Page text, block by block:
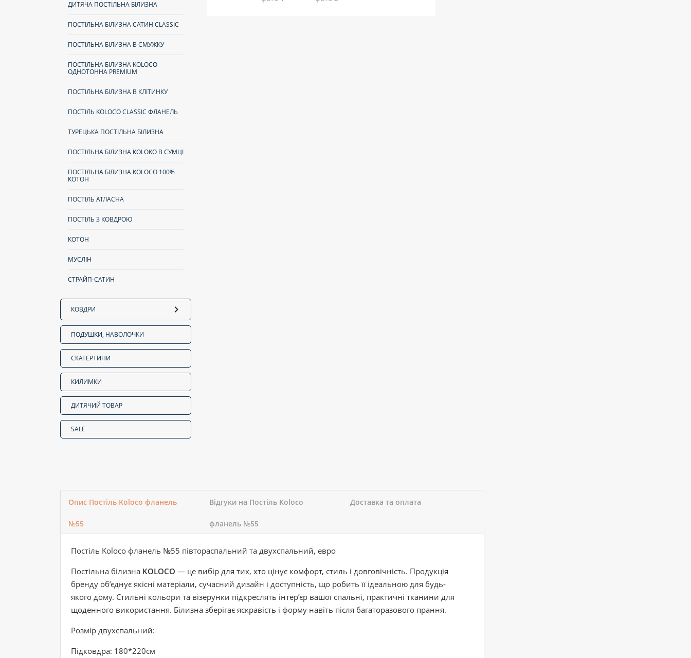
ДИТЯЧА ПОСТІЛЬНА БІЛИЗНА
ПОСТІЛЬНА БІЛИЗНА САТИН CLASSIC
ПОСТІЛЬНА БІЛИЗНА В СМУЖКУ
ПОСТІЛЬНА БІЛИЗНА KOLOCO
ОДНОТОННА PREMIUM
ПОСТІЛЬНА БІЛИЗНА В КЛІТИНКУ
ПОСТІЛЬ KOLOCO CLASSIC ФЛАНЕЛЬ
ТУРЕЦЬКА ПОСТІЛЬНА БІЛИЗНА
ПОСТІЛЬНА БІЛИЗНА КOLOKO В СУМЦІ
ПОСТІЛЬНА БІЛИЗНА KOLOCO 100%
КОТОН
ПОСТІЛЬ АТЛАСНА
ПОСТІЛЬ З КОВДРОЮ
КОТОН
МУСЛІН
СТРАЙП-САТИН
КОВДРИ
ПОДУШКИ, НАВОЛОЧКИ
СКАТЕРТИНИ
КИЛИМКИ
ДИТЯЧИЙ ТОВАР
SALE
Опис Постіль Koloco фланель
№55
Відгуки на Постіль Koloco
фланель №55
Доставка та оплата
Постіль Koloco фланель №55 півтораспальний та двухспальний, евро
Постільна білизна KOLOCO — це вибір для тих, хто цінує комфорт, стиль і довговічність. Продукція
бренду об’єднує якісні матеріали, сучасний дизайн і доступність, що робить її ідеальною для будь-
якого дому. Стильні кольори та візерунки підкреслять інтер’єр вашої спальні, практичні тканини для
щоденного використання. Білизна зберігає яскравість і форму навіть після багаторазового прання.
Розмір двухспальний:
Підковдра: 180*220см